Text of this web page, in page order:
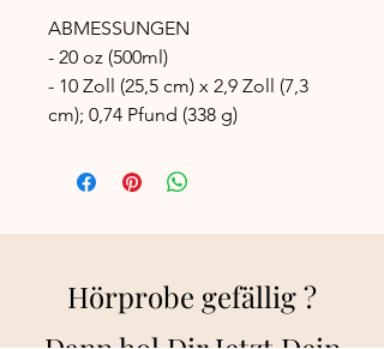
ABMESSUNGEN
- 20 oz (500ml)
- 10 Zoll (25,5 cm) x 2,9 Zoll (7,3
cm); 0,74 Pfund (338 g)
Hörprobe gefällig ?